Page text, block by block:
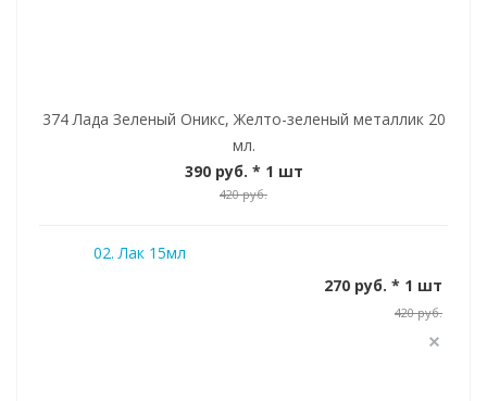
374 Лада Зеленый Оникс, Желто-зеленый металлик 20
мл.
390 руб. * 1 шт
420 руб.
02. Лак 15мл
270 руб. * 1 шт
420 руб.